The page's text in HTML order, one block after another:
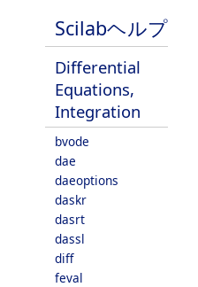
Scilabヘルプ
Differential
Equations,
Integration
bvode
dae
daeoptions
daskr
dasrt
dassl
diff
feval